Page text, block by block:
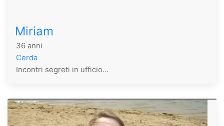
Miriam
36 anni
Cerda
Incontri segreti in ufficio...